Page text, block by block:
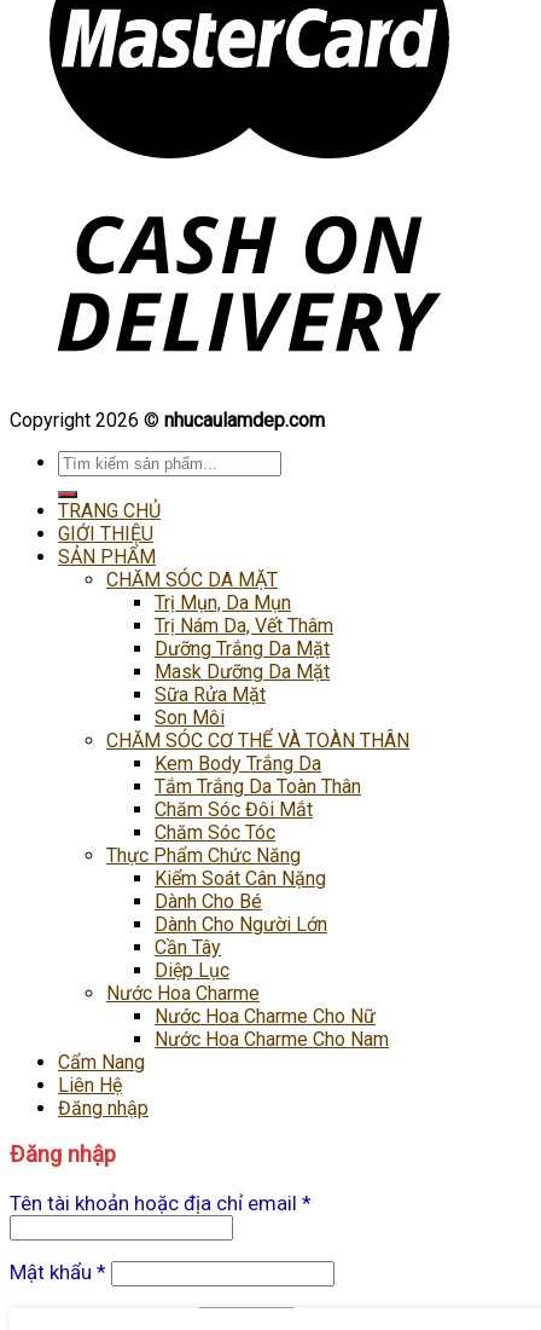
Copyright 2026 © nhucaulamdep.com
Tìm
kiếm:
TRANG CHỦ
GIỚI THIỆU
SẢN PHẨM
CHĂM SÓC DA MẶT
Trị Mụn, Da Mụn
Trị Nám Da, Vết Thâm
Dưỡng Trắng Da Mặt
Mask Dưỡng Da Mặt
Sữa Rửa Mặt
Son Môi
CHĂM SÓC CƠ THỂ VÀ TOÀN THÂN
Kem Body Trắng Da
Tắm Trắng Da Toàn Thân
Chăm Sóc Đôi Mắt
Chăm Sóc Tóc
Thực Phẩm Chức Năng
Kiểm Soát Cân Nặng
Dành Cho Bé
Dành Cho Người Lớn
Cần Tây
Diệp Lục
Nước Hoa Charme
Nước Hoa Charme Cho Nữ
Nước Hoa Charme Cho Nam
Cẩm Nang
Liên Hệ
Đăng nhập
Đăng nhập
Tên tài khoản hoặc địa chỉ email *
Mật khẩu *